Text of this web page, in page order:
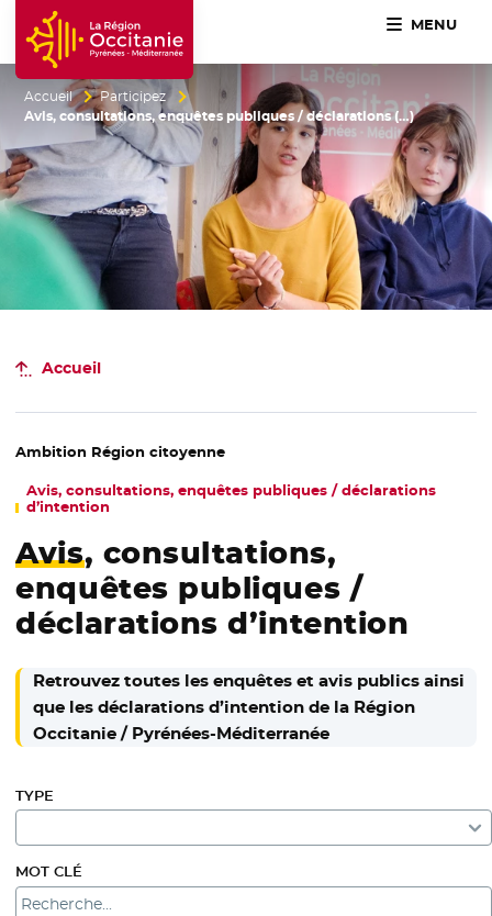
Accueil Région Occitanie / Pyrénées-Méditerranée
MENU
Accueil
Participez
Avis, consultations, enquêtes publiques / déclarations (…)
Accueil
Ambition Région citoyenne
Avis, consultations, enquêtes publiques / déclarations
d’intention
Avis, consultations,
enquêtes publiques /
déclarations d’intention
Retrouvez toutes les enquêtes et avis publics ainsi
que les déclarations d’intention de la Région
Occitanie / Pyrénées-Méditerranée
TYPE
MOT CLÉ